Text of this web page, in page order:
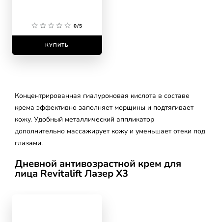
0/5
КУПИТЬ
Концентрированная гиалуроновая кислота в составе
крема эффективно заполняет морщины и подтягивает
кожу. Удобный металлический аппликатор
дополнительно массажирует кожу и уменьшает отеки под
глазами.
Дневной антивозрастной крем для
лица Revitalift Лазер Х3